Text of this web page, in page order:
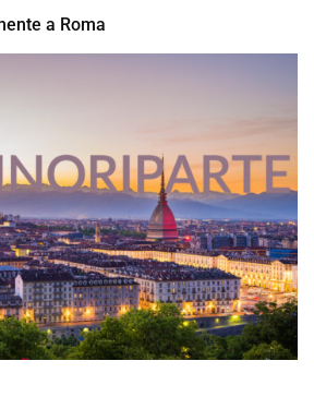
a Roma